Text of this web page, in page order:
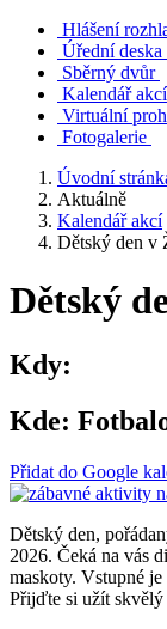
Hlášení
Úřední deska
Sběrný dvůr
Kalendář akcí
Virtuální
Fotogalerie
Úvodní
Aktuálně
Kalendář akcí
Dětský den v
Dětský
Kdy:
Kde:
Přidat do Google
Dětský den,
2026. Čeká na vás
maskoty. Vstupné
Přijďte si užít skvělý